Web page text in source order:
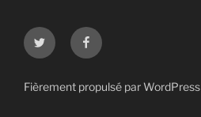
Twitter Facebook
Fièrement propulsé par WordPress